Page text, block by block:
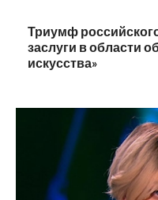
Триумф
заслуги в области
искусства»